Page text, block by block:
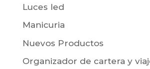
Luces led
Manicuria
Nuevos Productos
Organizador de cartera y